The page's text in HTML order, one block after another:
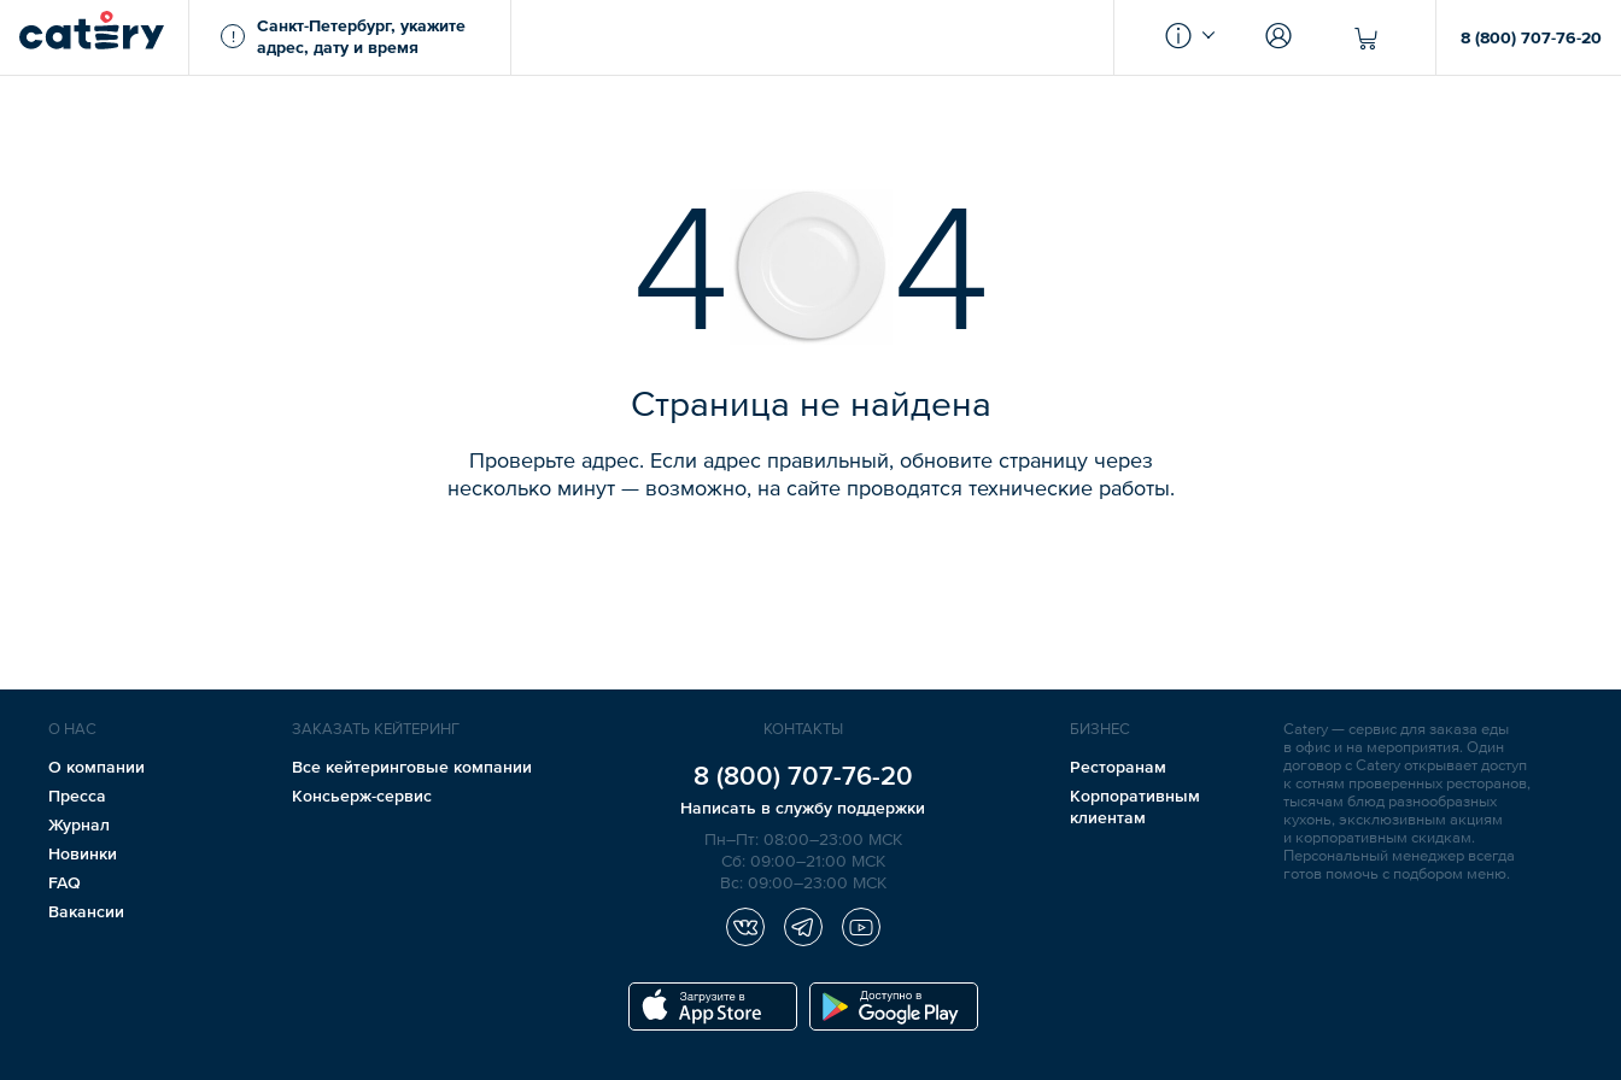
!
Санкт-Петербург, укажите
адрес, дату и время
8 (800) 707-76-20
4 4
Страница не найдена
Проверьте адрес. Если адрес правильный, обновите страницу через
несколько минут — возможно, на сайте проводятся технические работы.
О НАС
О компании
Пресса
Журнал
Новинки
FAQ
Вакансии
ЗАКАЗАТЬ КЕЙТЕРИНГ
Все кейтеринговые компании
Консьерж-сервис
КОНТАКТЫ
8 (800) 707-76-20
Написать в службу поддержки
Пн–Пт: 08:00–23:00 МСК
Сб: 09:00–21:00 МСК
Вс: 09:00–23:00 МСК
БИЗНЕС
Ресторанам
Корпоративным
клиентам
Catery — сервис для заказа еды
в офис и на мероприятия. Один
договор с Catery открывает доступ
к сотням проверенных ресторанов,
тысячам блюд разнообразных
кухонь, эксклюзивным акциям
и корпоративным скидкам.
Персональный менеджер всегда
готов помочь с подбором меню.